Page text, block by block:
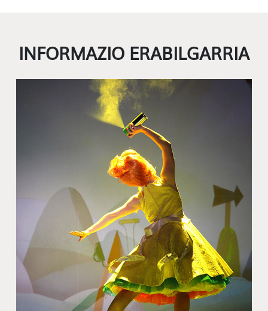
INFORMAZIO ERABILGARRIA